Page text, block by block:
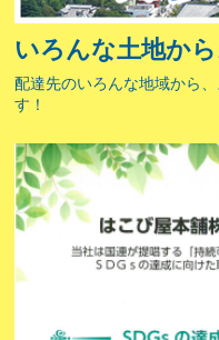
いろんな土地か
配達先のいろんな地域から
す！